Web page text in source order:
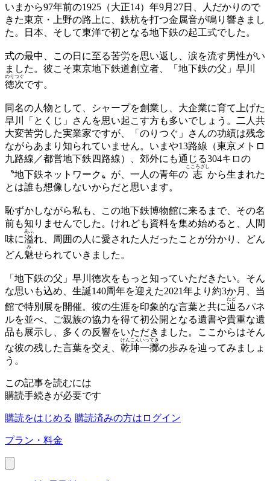
いまから97年前の1925（大正14）年9月27日、人だかりので
きた東京・上野の路上に、鉄杭を打つ金属音が鳴り響きまし
た。日本、そして東洋で初となる地下鉄の起工式でした。
式の最中、この日に至る苦労を思い返し、涙を流す男性がい
ました。彼こそ東京地下鉄道創立者、「地下鉄の父」早川
徳次
のりつぐ
です。
同名の人物として、シャープを創業し、大企業に育て上げた
早川「とくじ」さんを思い起こす方も多いでしょう。二人共
大変苦労した実業家ですが、「のりつぐ」さんの功績は残念
ながらあまり知られていません。いまや13路線（東京メトロ
九路線／都営地下鉄四路線）、郊外にも通じる304キロの
〝地下鉄ネットワーク〟が、一人の青年の 志
こころざし
から生まれた
とは誰も想像しないからだと思います。
恥ずかしながら私も、この地下鉄博物館に来るまで、その名
前も知りませんでした。けれども資料を集め始めると、人間
味に溢
あふ
れ、周囲の人に愛された人だったことが分かり、どん
どん魅
み
せられていきました。
「地下鉄の父」早川徳次をもっと知っていただきたい。そん
な思いも込め、生誕140周年を迎えた2021年より約3か月、当
館で特別展を開催。彼の生涯を印象的な言葉と共に辿
たど
るパネ
ルを並べ、ご親族の協力を得て初公開となる遺書や貴重な遺
品も展示し、多くの反響をいただきました。ここからはそん
な彼の残した言葉を交え、 乾坤一擲
けんこんいってき
の歩みを辿ってみましょ
う。
この記事を読むには
購読手続きが必要です
購読をはじめる 購読済みの方はログイン
プラン・料金